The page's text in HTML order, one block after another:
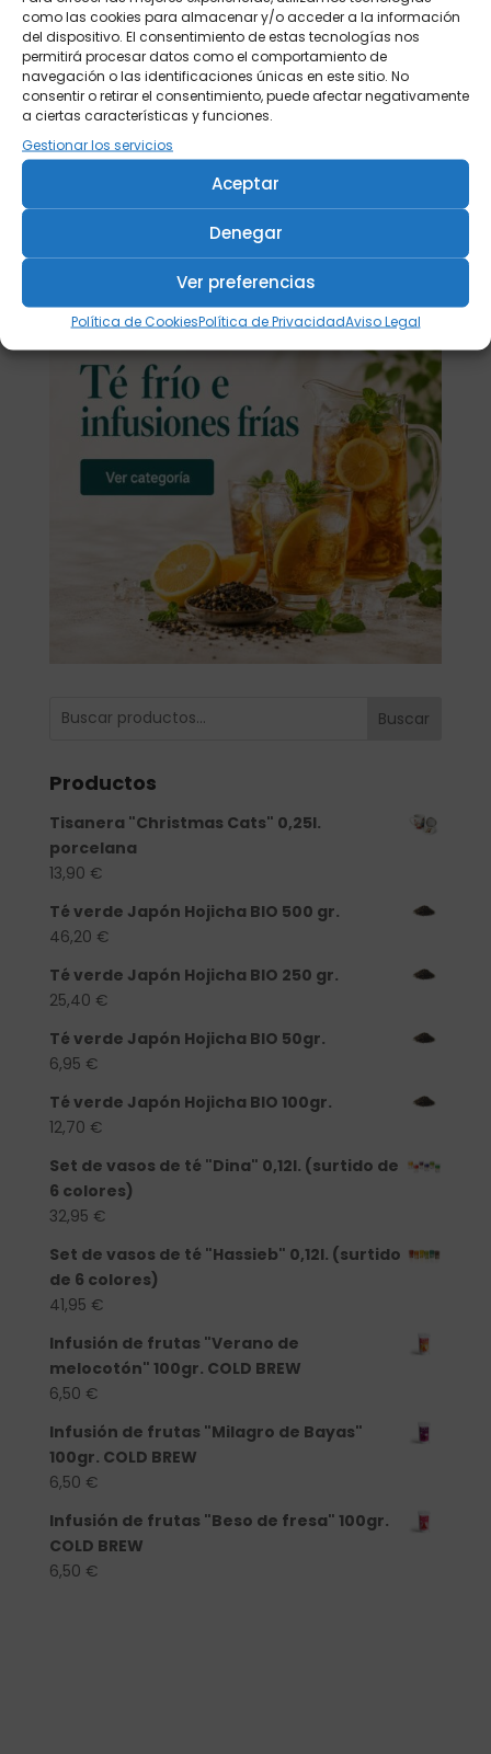
como las cookies para almacenar y/o acceder a la información
del dispositivo. El consentimiento de estas tecnologías nos
permitirá procesar datos como el comportamiento de
navegación o las identificaciones únicas en este sitio. No
consentir o retirar el consentimiento, puede afectar negativamente
a ciertas características y funciones.
Gestionar los servicios
Aceptar
Denegar
Ver preferencias
Política de CookiesPolítica de PrivacidadAviso Legal
Peso/formato
Añadir
Buscar
Productos
Tisanera "Christmas Cats" 0,25l.
porcelana
13,90 €
Té verde Japón Hojicha BIO 500 gr.
46,20 €
Té verde Japón Hojicha BIO 250 gr.
25,40 €
Té verde Japón Hojicha BIO 50gr.
6,95 €
Té verde Japón Hojicha BIO 100gr.
12,70 €
Set de vasos de té "Dina" 0,12l. (surtido de
6 colores)
32,95 €
Set de vasos de té "Hassieb" 0,12l. (surtido
de 6 colores)
41,95 €
Infusión de frutas "Verano de
melocotón" 100gr. COLD BREW
6,50 €
Infusión de frutas "Milagro de Bayas"
100gr. COLD BREW
6,50 €
Infusión de frutas "Beso de fresa" 100gr.
COLD BREW
6,50 €